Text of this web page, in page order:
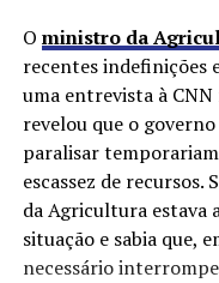
O ministro da
recentes indefinições
uma entrevista à
revelou que o
paralisar
escassez de
da Agricultura estava
situação e sabia que,
necessário